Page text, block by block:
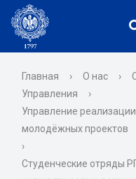
Главная › О нас ›
Управления
›
Управление
молодёжных проектов
›
Студенческие отряды